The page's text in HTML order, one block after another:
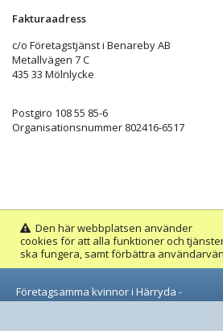
Fakturaadress
c/o Företagstjänst i Benareby AB
Metallvägen 7 C
435 33 Mölnlycke
Postgiro 108 55 85-6
Organisationsnummer 802416-6517
Den här webbplatsen använder
cookies för att alla funktioner och
ska fungera, samt förbättra
Företagsamma kvinnor i Härryda -
kontakt@foretagsammakvinnor.nu